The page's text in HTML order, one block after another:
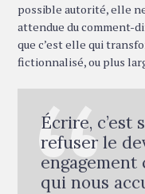
possible autorité, elle
attendue du comment-
que c’est elle qui
fictionnalisé, ou plus
Écrire, c’est
refuser le
engagement
qui nous